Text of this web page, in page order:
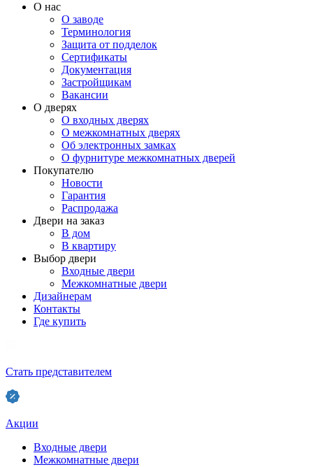
О нас
О заводе
Терминология
Защита от подделок
Сертификаты
Документация
Застройщикам
Вакансии
О дверях
О входных дверях
О межкомнатных дверях
Об электронных замках
О фурнитуре межкомнатных дверей
Покупателю
Новости
Гарантия
Распродажа
Двери на заказ
В дом
В квартиру
Выбор двери
Входные двери
Межкомнатные двери
Дизайнерам
Контакты
Где купить
Стать представителем
Акции
Входные двери
Межкомнатные двери